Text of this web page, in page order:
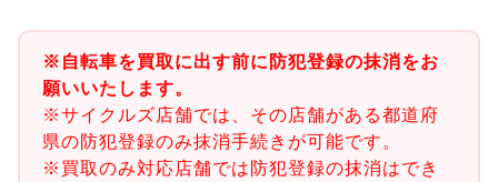
※自転車を買取に出す前に防犯登録の抹消をお
願いいたします。
※サイクルズ店舗では、その店舗がある都道府
県の防犯登録のみ抹消手続きが可能です。
※買取のみ対応店舗では防犯登録の抹消はでき